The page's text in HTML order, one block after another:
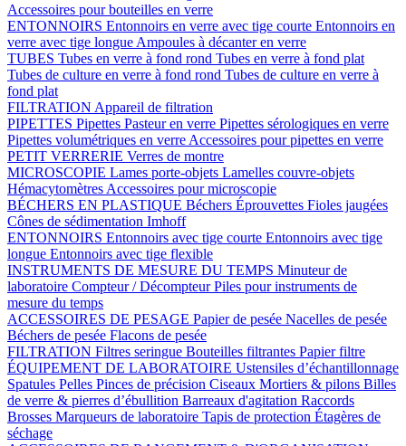
Accessoires pour bouteilles en verre
ENTONNOIRS Entonnoirs en verre avec tige courte Entonnoirs en
verre avec tige longue Ampoules à décanter en verre
TUBES Tubes en verre à fond rond Tubes en verre à fond plat
Tubes de culture en verre à fond rond Tubes de culture en verre à
fond plat
FILTRATION Appareil de filtration
PIPETTES Pipettes Pasteur en verre Pipettes sérologiques en verre
Pipettes volumétriques en verre Accessoires pour pipettes en verre
PETIT VERRERIE Verres de montre
MICROSCOPIE Lames porte-objets Lamelles couvre-objets
Hémacytomètres Accessoires pour microscopie
BÉCHERS EN PLASTIQUE Béchers Éprouvettes Fioles jaugées
Cônes de sédimentation Imhoff
ENTONNOIRS Entonnoirs avec tige courte Entonnoirs avec tige
longue Entonnoirs avec tige flexible
INSTRUMENTS DE MESURE DU TEMPS Minuteur de
laboratoire Compteur / DécompteurPiles pour instruments de
mesure du temps
ACCESSOIRES DE PESAGE Papier de pesée Nacelles de pesée
Béchers de pesée Flacons de pesée
FILTRATION Filtres seringue Bouteilles filtrantes Papier filtre
ÉQUIPEMENT DE LABORATOIRE Ustensiles d’échantillonnage
Spatules Pelles Pinces de précision Ciseaux Mortiers & pilons Billes
de verre & pierres d’ébullition Barreaux d'agitation Raccords
Brosses Marqueurs de laboratoire Tapis de protection Étagères de
séchage